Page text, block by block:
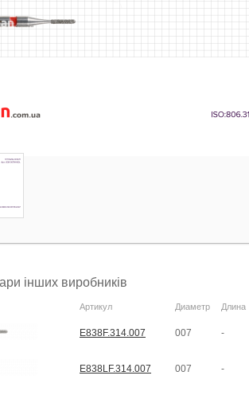
інших виробників
Артикул Диаметр Длина
E838F.314.007 007 -
E838LF.314.007 007 -